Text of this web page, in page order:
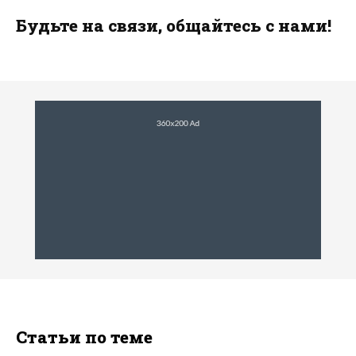
Будьте на связи, общайтесь с нами!
Статьи по теме